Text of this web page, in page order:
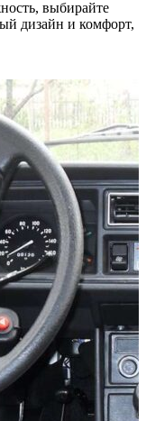
выбирайте
дизайн и комфорт,